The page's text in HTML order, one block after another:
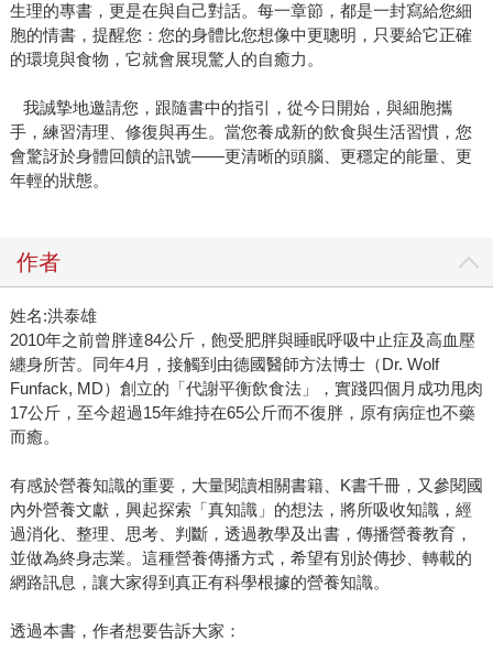
生理的專書，更是在與自己對話。每一章節，都是一封寫給您細
胞的情書，提醒您：您的身體比您想像中更聰明，只要給它正確
的環境與食物，它就會展現驚人的自癒力。
我誠摯地邀請您，跟隨書中的指引，從今日開始，與細胞攜
手，練習清理、修復與再生。當您養成新的飲食與生活習慣，您
會驚訝於身體回饋的訊號——更清晰的頭腦、更穩定的能量、更
年輕的狀態。
作者
姓名:洪泰雄
2010年之前曾胖達84公斤，飽受肥胖與睡眠呼吸中止症及高血壓
纏身所苦。同年4月，接觸到由德國醫師方法博士（Dr. Wolf
Funfack, MD）創立的「代謝平衡飲食法」，實踐四個月成功甩肉
17公斤，至今超過15年維持在65公斤而不復胖，原有病症也不藥
而癒。
有感於營養知識的重要，大量閱讀相關書籍、K書千冊，又參閱國
內外營養文獻，興起探索「真知識」的想法，將所吸收知識，經
過消化、整理、思考、判斷，透過教學及出書，傳播營養教育，
並做為終身志業。這種營養傳播方式，希望有別於傳抄、轉載的
網路訊息，讓大家得到真正有科學根據的營養知識。
透過本書，作者想要告訴大家：